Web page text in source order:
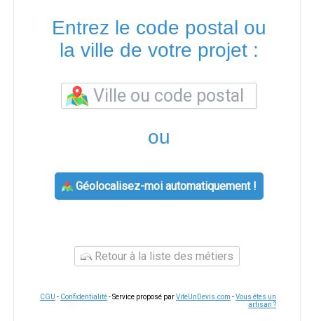
Entrez le code postal ou
la ville de votre projet :
ou
Géolocalisez-moi automatiquement !
Retour à la liste des métiers
CGU - Confidentialité- Service proposé parViteUnDevis.com -Vous êtes un
artisan ?